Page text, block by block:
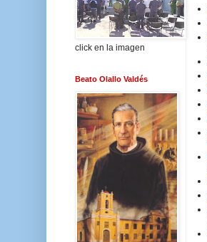
click en la imagen
Beato Olallo Valdés